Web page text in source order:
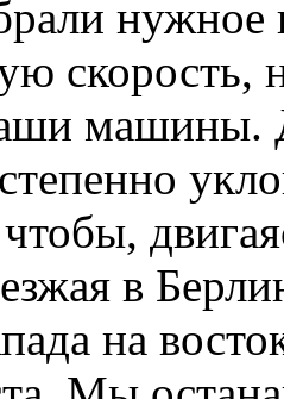
нужное
скорость,
машины.
в
на